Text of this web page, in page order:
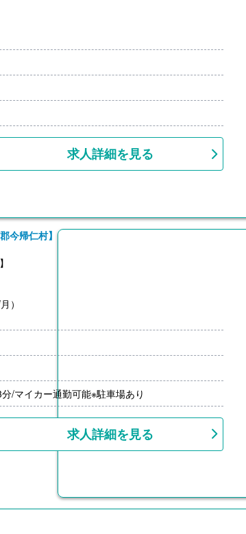
度実績
）
前年度実績
求人詳細を見る
今帰仁村】
）
/マイカー通勤可能※駐車場あり
求人詳細を見る